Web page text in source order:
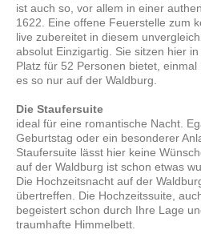
ist auch so, vor allem in einer
1622. Eine offene Feuerstelle zum
live zubereitet in diesem
absolut Einzigartig. Sie sitzen hier
Platz für 52 Personen bietet,
es so nur auf der Waldburg.
Die Staufersuite
ideal für eine romantische Nacht.
Geburtstag oder ein besonderer
Staufersuite lässt hier keine
auf der Waldburg ist schon etwas
Die Hochzeitsnacht auf der
übertreffen. Die Hochzeitssuite,
begeistert schon durch Ihre Lage
traumhafte Himmelbett.